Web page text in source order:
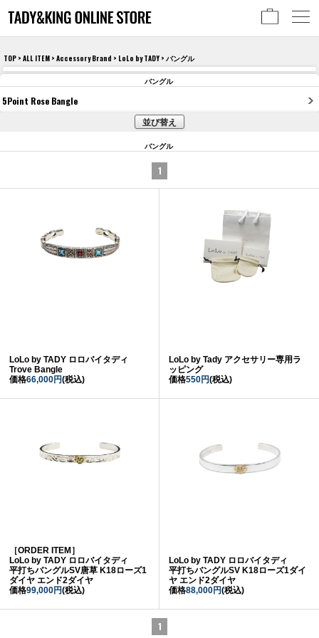
TOP > ALL ITEM > Accessory Brand > LoLo by TADY > バングル
バングル
5Point Rose Bangle
並び替え
バングル
1
LoLo by TADY ロロバイタディ
Trove Bangle
価格66,000円(税込)
LoLo by Tady アクセサリー専用ラ
ッピング
価格550円(税込)
［ORDER ITEM］
LoLo by TADY ロロバイタディ
平打ちバングルSV唐草 K18ローズ1
ダイヤ エンド2ダイヤ
価格99,000円(税込)
LoLo by TADY ロロバイタディ
平打ちバングルSV K18ローズ1ダイ
ヤ エンド2ダイヤ
価格88,000円(税込)
1